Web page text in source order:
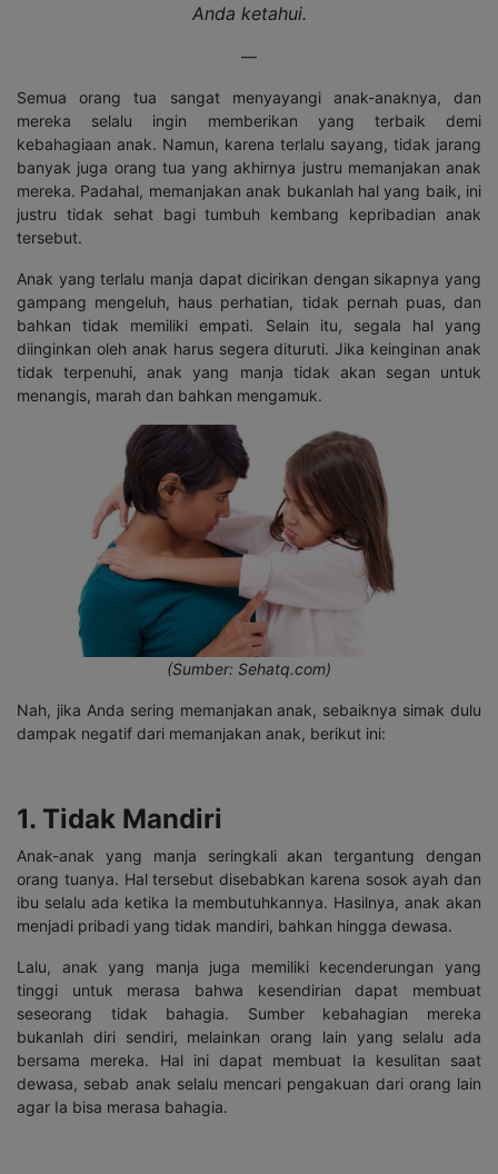
Anda ketahui.
—
Semua orang tua sangat menyayangi anak-anaknya, dan
mereka selalu ingin memberikan yang terbaik demi
kebahagiaan anak. Namun, karena terlalu sayang, tidak jarang
banyak juga orang tua yang akhirnya justru memanjakan anak
mereka. Padahal, memanjakan anak bukanlah hal yang baik, ini
justru tidak sehat bagi tumbuh kembang kepribadian anak
tersebut.
Anak yang terlalu manja dapat dicirikan dengan sikapnya yang
gampang mengeluh, haus perhatian, tidak pernah puas, dan
bahkan tidak memiliki empati. Selain itu, segala hal yang
diinginkan oleh anak harus segera dituruti. Jika keinginan anak
tidak terpenuhi, anak yang manja tidak akan segan untuk
menangis, marah dan bahkan mengamuk.
(Sumber: Sehatq.com)
Nah, jika Anda sering memanjakan anak, sebaiknya simak dulu
dampak negatif dari memanjakan anak, berikut ini:
1. Tidak Mandiri
Anak-anak yang manja seringkali akan tergantung dengan
orang tuanya. Hal tersebut disebabkan karena sosok ayah dan
ibu selalu ada ketika Ia membutuhkannya. Hasilnya, anak akan
menjadi pribadi yang tidak mandiri, bahkan hingga dewasa.
Lalu, anak yang manja juga memiliki kecenderungan yang
tinggi untuk merasa bahwa kesendirian dapat membuat
seseorang tidak bahagia. Sumber kebahagian mereka
bukanlah diri sendiri, melainkan orang lain yang selalu ada
bersama mereka. Hal ini dapat membuat Ia kesulitan saat
dewasa, sebab anak selalu mencari pengakuan dari orang lain
agar Ia bisa merasa bahagia.